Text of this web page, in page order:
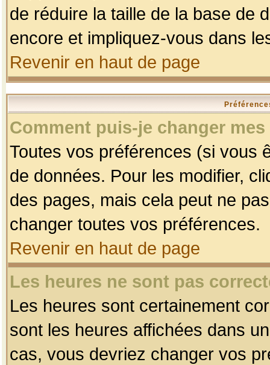
de réduire la taille de la base de
encore et impliquez-vous dans
Revenir en haut de page
Comment puis-je changer
Toutes vos préférences (si vous
de données. Pour les modifier,
des pages, mais cela peut ne
changer toutes vos préférences.
Revenir en haut de page
Les heures ne sont pas
Les heures sont certainement
sont les heures affichées dans
cas, vous devriez changer vos